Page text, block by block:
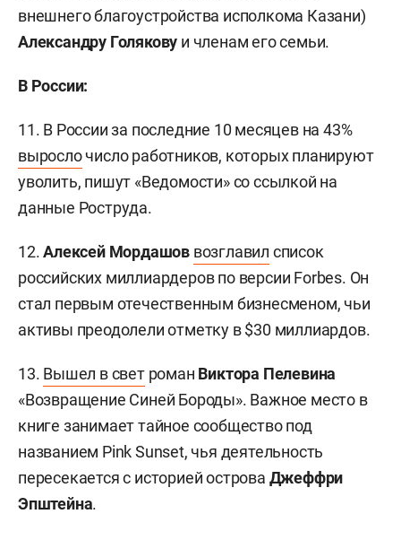
внешнего благоустройства исполкома Казани)
Александру Голякову и членам его семьи.
В России:
11. В России за последние 10 месяцев на 43%
вырослочисло работников, которых планируют
уволить, пишут «Ведомости» со ссылкой на
данные Роструда.
12.Алексей Мордашов возглавил список
российских миллиардеров по версии Forbes. Он
стал первым отечественным бизнесменом, чьи
активы преодолели отметку в $30 миллиардов.
13. Вышел в светроман Виктора Пелевина
«Возвращение Синей Бороды». Важное место в
книге занимает тайное сообщество под
названием Pink Sunset, чья деятельность
пересекается с историей острова Джеффри
Эпштейна.